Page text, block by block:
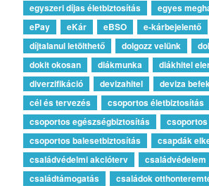
egyszeri díjas életbiztosítás
egyes
ePay
eKár eBSO
e-kárbejelentő
díjtalanul letölthető
dolgozz velünk
dokit okosan
diákmunka
diákhitel
diverzifikáció
devizahitel
deviza
cél és tervezés
csoportos életbiztosítás
csoportos egészségbiztosítás
csoportos balesetbiztosítás
csapdák
családvédelmi akcióterv
családvédelem
családtámogatás
családok